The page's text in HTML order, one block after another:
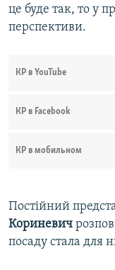
це буде так, то у
перспективи.
КР в YouTube
КР в Facebook
КР в мобильном
Постійний
Кориневич
посаду стала для